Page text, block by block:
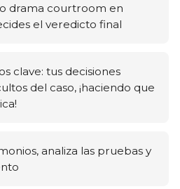
drama courtroom en
el veredicto final
clave: tus decisiones
del caso, ¡haciendo que
analiza las pruebas y